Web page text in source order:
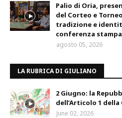
Palio di Oria,
del Corteo e
tradizione e
conferenza stampa
agosto 05, 2026
LA RUBRICA DI GIULIANO
2 Giugno: la
dell’Articolo 1
June 02, 2026